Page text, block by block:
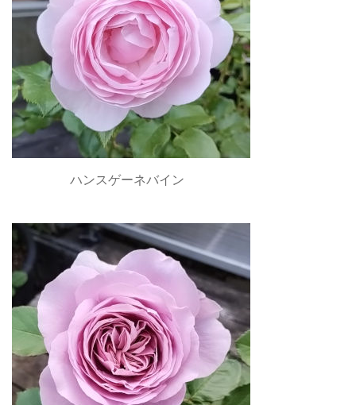
ハンスゲーネバイン